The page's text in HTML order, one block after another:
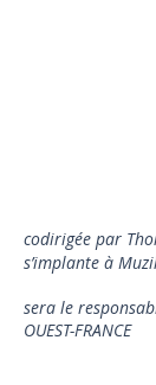
codirigée par
s’implante à
sera le
OUEST-FRANCE